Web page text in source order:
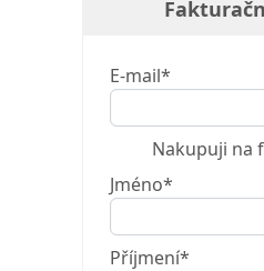
E-mail*
Nakupuji na
Jméno*
Příjmení*